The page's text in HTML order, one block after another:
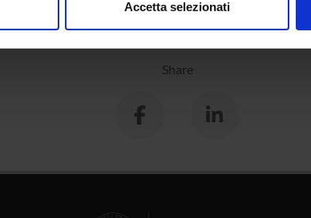
Accetta selezionati
Share